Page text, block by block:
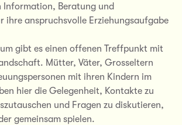
Information, Beratung und
ihre anspruchsvolle Erziehungsaufgabe
gibt es einen offenen Treffpunkt mit
Mütter, Väter, Grosseltern
mit ihren Kindern im
hier die Gelegenheit, Kontakte zu
und Fragen zu diskutieren,
gemeinsam spielen.